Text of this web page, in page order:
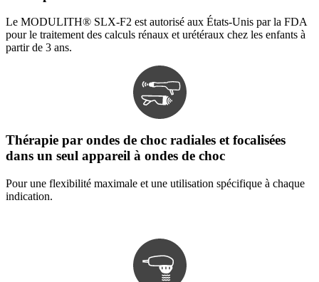
Le MODULITH® SLX-F2 est autorisé aux États-Unis par la FDA
pour le traitement des calculs rénaux et urétéraux chez les enfants à
partir de 3 ans.
Thérapie par ondes de choc radiales et focalisées
dans un seul appareil à ondes de choc
Pour une flexibilité maximale et une utilisation spécifique à chaque
indication.